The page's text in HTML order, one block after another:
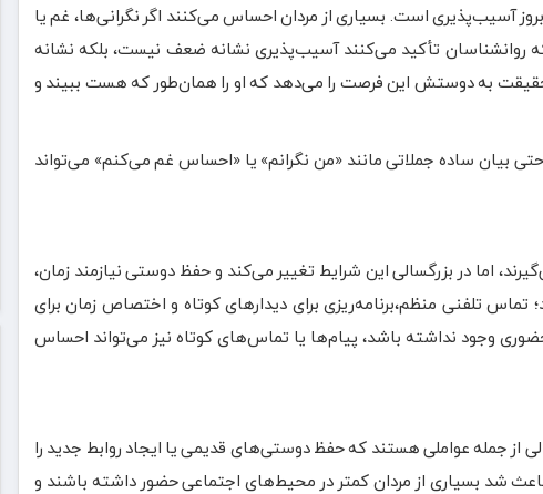
آسیب‌پذیری است. بسیاری از مردان احساس می‌کنند اگر نگرانی‌ها، غم یا
روانشناسان تأکید می‌کنند آسیب‌پذیری نشانه ضعف نیست، بلکه نشانه
به دوستش این فرصت را می‌دهد که او را همان‌طور که هست ببیند و
ساده جملاتی مانند «من نگرانم» یا «احساس غم می‌کنم» می‌تواند
اما در بزرگسالی این شرایط تغییر می‌کند و حفظ دوستی نیازمند زمان،
تلفنی منظم،برنامه‌ریزی برای دیدارهای کوتاه و اختصاص زمان برای
وجود نداشته باشد، پیام‌ها یا تماس‌های کوتاه نیز می‌تواند احساس
از جمله عواملی هستند که حفظ دوستی‌های قدیمی یا ایجاد روابط جدید را
موارد همه‌گیری کووید ۱۹در سال‌های اخیر باعث شد بسیاری از مردان کمتر در محیط‌های اجتماعی حضور داشته باشند و